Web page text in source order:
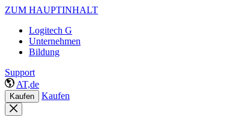
ZUM HAUPTINHALT
Logitech G
Unternehmen
Bildung
Support
AT,de
Kaufen Kaufen